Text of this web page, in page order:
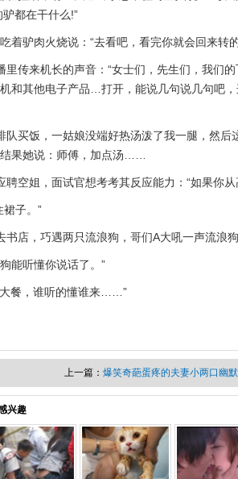
都在干什么!”
驴肉火烧说：“去看吧，看完你就会回来转
传来机长的声音：“女士们，先生们，我们的
和其他电子产品…打开，能说几句说几句吧
买饭，一姑娘没端好热汤泼了我一腿，然后
果她说：师傅，加点汤……
姐，面试官想考考其反应能力：“如果你从
子。”
店，巧遇两只流浪狗，哥们A大吼一声流浪
听懂你说话了。”
餐，谁听的懂谁来……”
上一篇： 爆笑奇葩蛋疼的夫妻小两口幽
兴趣